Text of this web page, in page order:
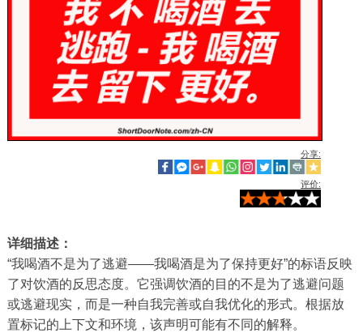
分享:
评价:
详细描述：
“我喝酒不是为了逃避——我喝酒是为了保持更好”的标语反映
了对饮酒的反思态度。它强调饮酒的目的不是为了逃避问题
或逃避现实，而是一种自我完善或自我优化的形式。根据放
置标记的上下文和环境，该声明可能有不同的解释。